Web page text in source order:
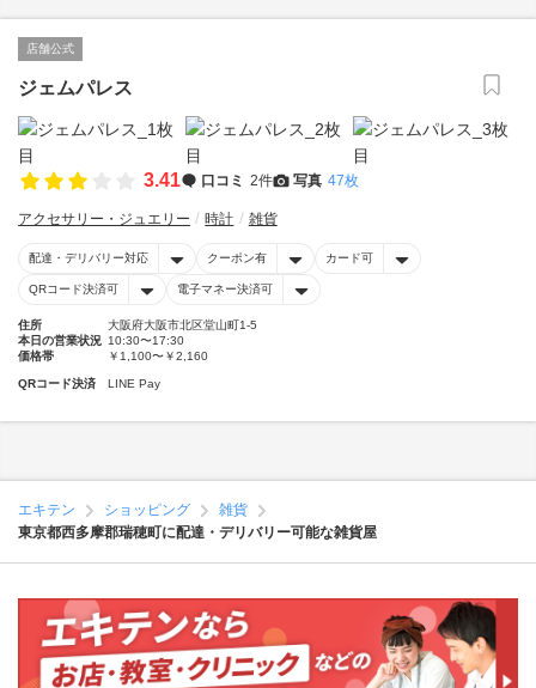
店舗公式
ジェムパレス
3.41 口コミ 2件 写真 47枚
アクセサリー・ジュエリー 時計 雑貨
配達・デリバリー対応 クーポン有 カード可
QRコード決済可 電子マネー決済可
住所
大阪府大阪市北区堂山町1-5
本日の営業状況 10:30〜17:30
価格帯
￥1,100〜￥2,160
QRコード決済 LINE Pay
エキテン ショッピング
雑貨
東京都西多摩郡瑞穂町に配達・デリバリー可能な雑貨屋